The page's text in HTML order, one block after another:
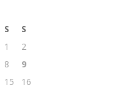
S
S
1
2
8
9
15
16